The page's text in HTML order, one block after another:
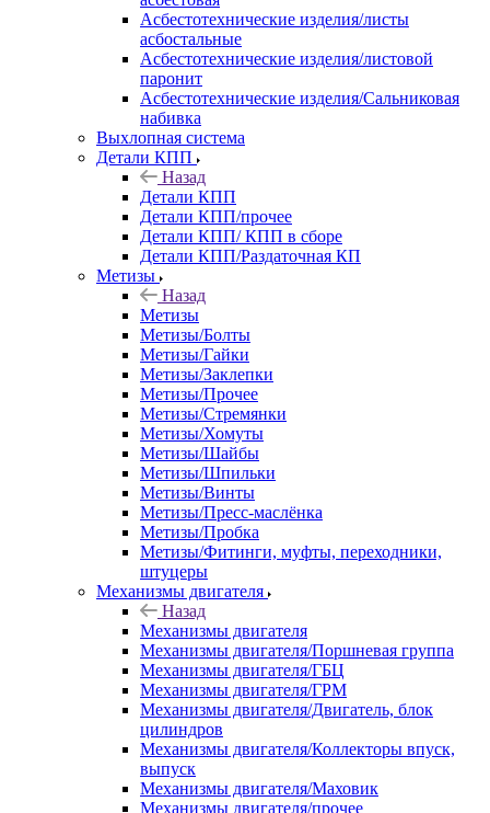
Асбестотехнические изделия/листы
асбостальные
Асбестотехнические изделия/листовой
паронит
Асбестотехнические изделия/Сальниковая
набивка
Выхлопная система
Детали КПП
Назад
Детали КПП
Детали КПП/прочее
Детали КПП/ КПП в сборе
Детали КПП/Раздаточная КП
Метизы
Назад
Метизы
Метизы/Болты
Метизы/Гайки
Метизы/Заклепки
Метизы/Прочее
Метизы/Стремянки
Метизы/Хомуты
Метизы/Шайбы
Метизы/Шпильки
Метизы/Винты
Метизы/Пресс-маслёнка
Метизы/Пробка
Метизы/Фитинги, муфты, переходники,
штуцеры
Механизмы двигателя
Назад
Механизмы двигателя
Механизмы двигателя/Поршневая группа
Механизмы двигателя/ГБЦ
Механизмы двигателя/ГРМ
Механизмы двигателя/Двигатель, блок
цилиндров
Механизмы двигателя/Коллекторы впуск,
выпуск
Механизмы двигателя/Маховик
Механизмы двигателя/прочее